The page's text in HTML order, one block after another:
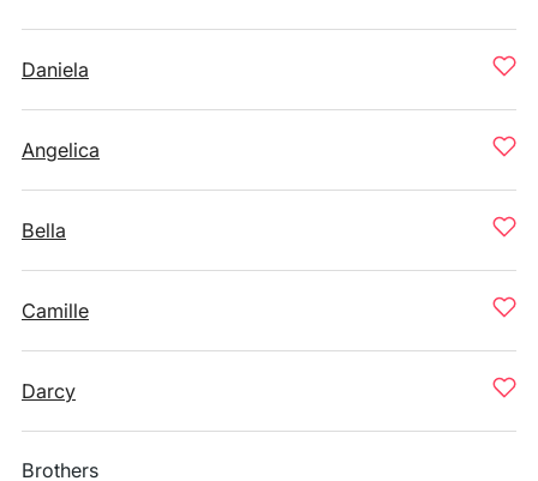
Daniela
Angelica
Bella
Camille
Darcy
Brothers